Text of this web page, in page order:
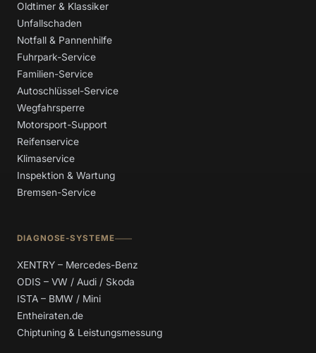
Oldtimer & Klassiker
Unfallschaden
Notfall & Pannenhilfe
Fuhrpark-Service
Familien-Service
Autoschlüssel-Service
Wegfahrsperre
Motorsport-Support
Reifenservice
Klimaservice
Inspektion & Wartung
Bremsen-Service
DIAGNOSE-SYSTEME
XENTRY – Mercedes-Benz
ODIS – VW / Audi / Skoda
ISTA – BMW / Mini
Entheiraten.de
Chiptuning & Leistungsmessung